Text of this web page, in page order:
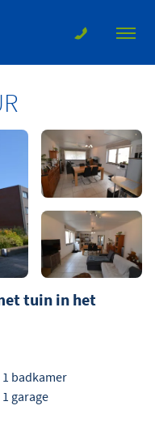
tuin in het
1 badkamer
1 garage